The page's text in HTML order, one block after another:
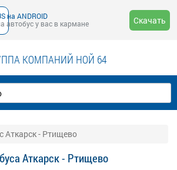
на ANDROID
автобус у вас в кармане
Скачать
КОМПАНИЙ НОЙ 64
Аткарск - Ртищево
Аткарск - Ртищево